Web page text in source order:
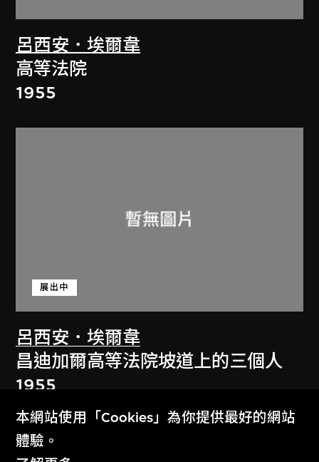
呂西安．埃爾韋
高等法院
1955
呂西安．埃爾韋
展出中
昌迪加爾高等法院坡道上的三個人
1955
本網站使用「Cookies」為你提供最好的網站
體驗。